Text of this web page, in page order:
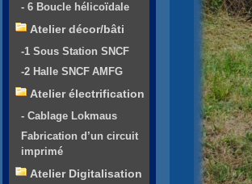
- 6 Boucle hélicoïdale
Atelier décor/bâti
-1 Sous Station SNCF
-2 Halle SNCF AMFG
Atelier électrification
- Cablage Lokmaus
Fabrication d’un circuit
imprimé
Atelier Digitalisation